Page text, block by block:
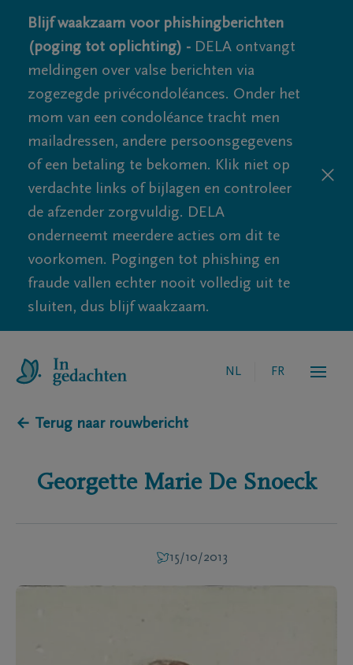
Blijf waakzaam voor phishingberichten
(poging tot oplichting) - DELA ontvangt
meldingen over valse berichten via
zogezegde privécondoléances. Onder het
mom van een condoléance tracht men
mailadressen, andere persoonsgegevens
of een betaling te bekomen. Klik niet op
verdachte links of bijlagen en controleer
de afzender zorgvuldig. DELA
onderneemt meerdere acties om dit te
voorkomen. Pogingen tot phishing en
fraude vallen echter nooit volledig uit te
sluiten, dus blijf waakzaam.
NL FR
← Terug naar rouwbericht
Georgette Marie De Snoeck
15/10/2013